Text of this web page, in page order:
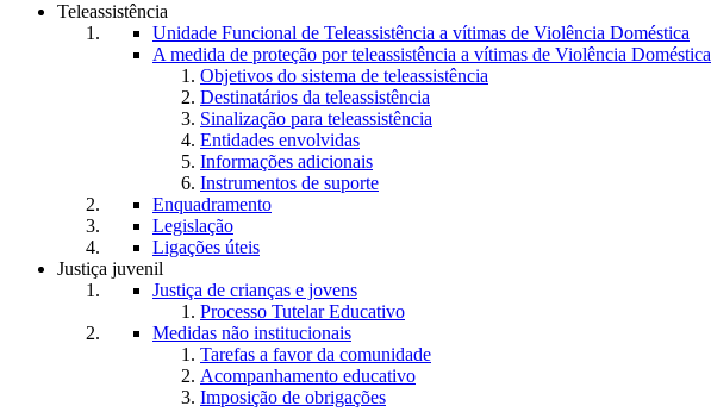
Teleassistência
Unidade Funcional de Teleassistência a vítimas de Violência Doméstica
A medida de proteção por teleassistência a vítimas de Violência Doméstica
Objetivos do sistema de teleassistência
Destinatários da teleassistência
Sinalização para teleassistência
Entidades envolvidas
Informações adicionais
Instrumentos de suporte
Enquadramento
Legislação
Ligações úteis
Justiça juvenil
Justiça de crianças e jovens
Processo Tutelar Educativo
Medidas não institucionais
Tarefas a favor da comunidade
Acompanhamento educativo
Imposição de obrigações